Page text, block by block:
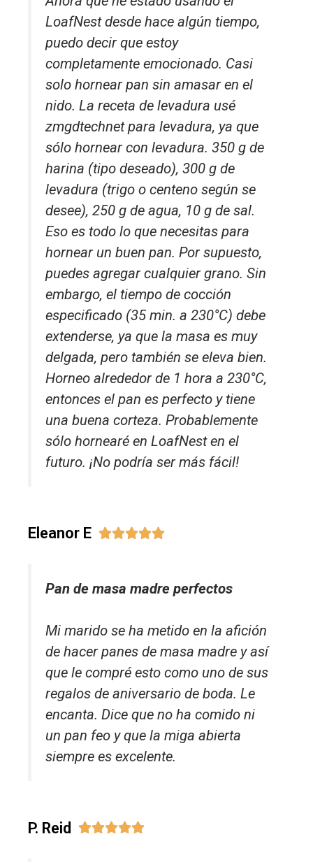
LoafNest desde hace algún tiempo,
puedo decir que estoy
completamente emocionado. Casi
solo hornear pan sin amasar en el
nido. La receta de levadura usé
zmgdtechnet para levadura, ya que
sólo hornear con levadura. 350 g de
harina (tipo deseado), 300 g de
levadura (trigo o centeno según se
desee), 250 g de agua, 10 g de sal.
Eso es todo lo que necesitas para
hornear un buen pan. Por supuesto,
puedes agregar cualquier grano. Sin
embargo, el tiempo de cocción
especificado (35 min. a 230°C) debe
extenderse, ya que la masa es muy
delgada, pero también se eleva bien.
Horneo alrededor de 1 hora a 230°C,
entonces el pan es perfecto y tiene
una buena corteza. Probablemente
sólo hornearé en LoafNest en el
futuro. ¡No podría ser más fácil!
Eleanor E 
Pan de masa madre perfectos
Mi marido se ha metido en la afición
de hacer panes de masa madre y así
que le compré esto como uno de sus
regalos de aniversario de boda. Le
encanta. Dice que no ha comido ni
un pan feo y que la miga abierta
siempre es excelente.
P. Reid 